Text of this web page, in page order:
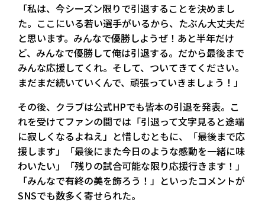
「私は、今シーズン限りで引退することを決めまし
た。ここにいる若い選手がいるから、たぶん大丈夫だ
と思います。みんなで優勝しようぜ！あと半年だけ
ど、みんなで優勝して俺は引退する。だから最後まで
みんな応援してくれ。そして、ついてきてください。
まだまだ続いていくんで、頑張っていきましょう！」
その後、クラブは公式HPでも皆本の引退を発表。こ
れを受けてファンの間では「引退って文字見ると途端
に寂しくなるよねえ」と惜しむともに、「最後まで応
援します」「最後にまた今日のような感動を一緒に味
わいたい」「残りの試合可能な限り応援行きます！」
「みんなで有終の美を飾ろう！」といったコメントが
SNSでも数多く寄せられた。